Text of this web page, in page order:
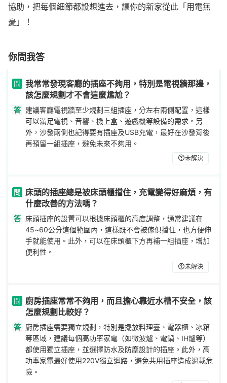
協助，把每個細節都設想進去，讓你的新家從此「用電無
憂」！
你問我答
問 我常常發現客廳的插座不夠用，特別是電視牆那邊，
該怎麼規劃才不會這麼尷尬？
答 建議客廳電視牆至少規劃三組插座，分左右兩側配置，這樣
可以滿足電視、音響、機上盒、遊戲機等設備的需求。另
外，沙發兩側也記得要有插座及USB充電，最好在沙發背後
再預留一組插座，避免未來不夠用。
未解決
問
床頭的插座總是被床頭櫃擋住，充電變得好麻煩，有
什麼改善的方法嗎？
答 床頭插座的設置可以根據床頭櫃的高度調整，通常建議在
45~60公分這個範圍內，這樣既不會被傢俱擋住，也方便伸
手就能使用。此外，可以在床頭櫃下方再補一組插座，增加
便利性。
未解決
問
廚房插座常常不夠用，而且擔心靠近水槽不安全，該
怎麼規劃比較好？
答 廚房插座需要獨立規劃，特別是擺放料理臺、電器櫃、冰箱
等區域，建議每個高功率家電（如微波爐、電鍋、IH爐等）
都使用獨立插座，並選擇防水及防塵設計的插座。此外，高
功率家電最好使用220V獨立迴路，避免共用插座造成過載危
險。